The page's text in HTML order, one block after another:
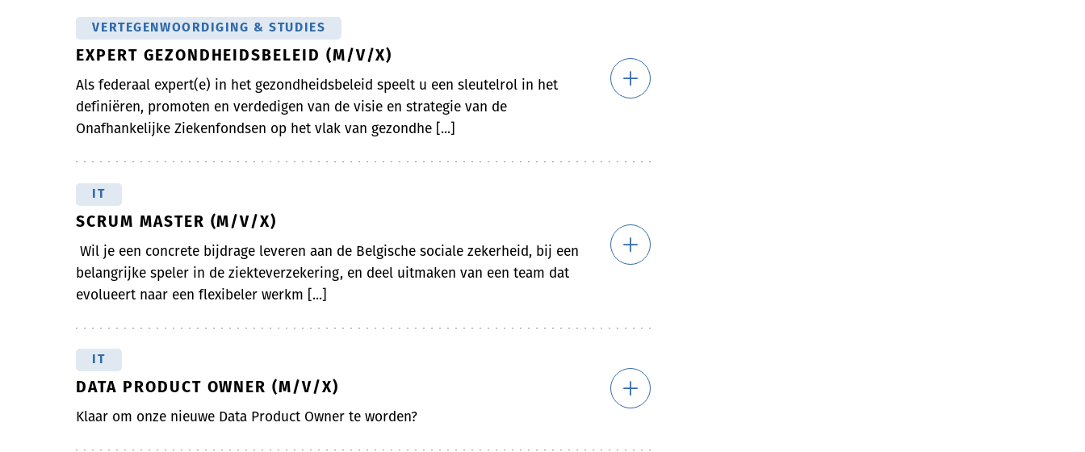
VERTEGENWOORDIGING & STUDIES
EXPERT GEZONDHEIDSBELEID (M/V/X)
Als federaal expert(e) in het gezondheidsbeleid speelt u een sleutelrol in het
definiëren, promoten en verdedigen van de visie en strategie van de
Onafhankelijke Ziekenfondsen op het vlak van gezondhe [...]
IT
SCRUM MASTER (M/V/X)
Wil je een concrete bijdrage leveren aan de Belgische sociale zekerheid, bij een
belangrijke speler in de ziekteverzekering, en deel uitmaken van een team dat
evolueert naar een flexibeler werkm [...]
IT
DATA PRODUCT OWNER (M/V/X)
Klaar om onze nieuwe Data Product Owner te worden?